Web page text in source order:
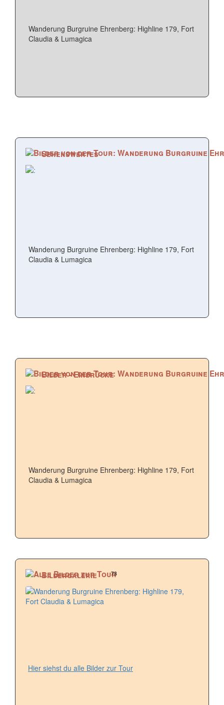
Wanderung Burgruine Ehrenberg: Highline 179, Fort
Claudia & Lumagica
Sehenswertes
Wanderung Burgruine Ehrenberg: Highline 179, Fort
Claudia & Lumagica
Bilder - Eindrücke
Wanderung Burgruine Ehrenberg: Highline 179, Fort
Claudia & Lumagica
Bildergalerie 73
Hier siehst du alle Bilder zur Tour